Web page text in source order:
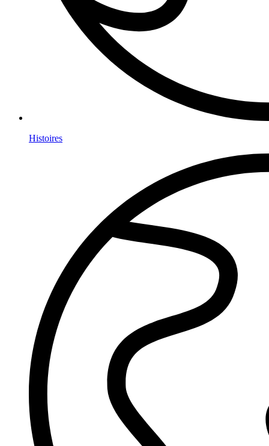
Histoires